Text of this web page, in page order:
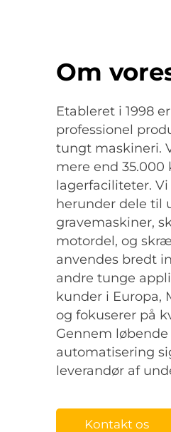
Om
Etableret i 1998
professionel
tungt maskineri.
mere end
lagerfaciliteter.
herunder dele til
gravemaskiner,
motordel, og
anvendes bredt
andre tunge
kunder i Europa,
og fokuserer på
Gennem
automatisering
leverandør af
Kontakt os